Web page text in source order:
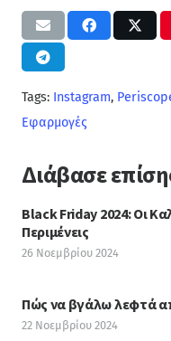
Tags: Instagram,
Εφαρμογές
Διάβασε
Black Friday 2024: Οι
Περιμένεις
26 Νοεμβρίου 2024
Πώς να βγάλω λεφτά
22 Νοεμβρίου 2024